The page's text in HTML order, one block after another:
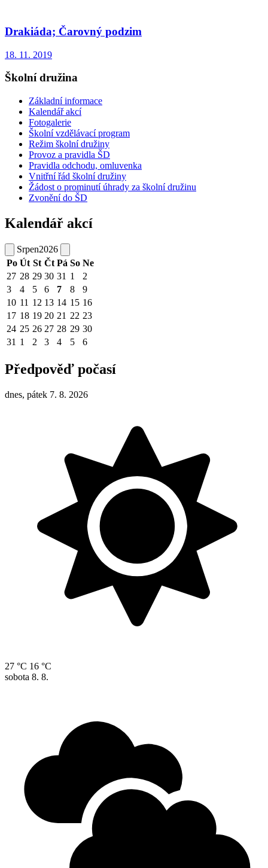
Drakiáda; Čarovný podzim
18. 11. 2019
Školní družina
Základní informace
Kalendář akcí
Fotogalerie
Školní vzdělávací program
Režim školní družiny
Provoz a pravidla ŠD
Pravidla odchodu, omluvenka
Vnitřní řád školní družiny
Žádost o prominutí úhrady za školní družinu
Zvonění do ŠD
Kalendář akcí
Srpen2026
Po Út St Čt Pá So Ne
27 28 29 30 31 1
2
3
4 5 6 7 8
9
10 11 12 13 14 15 16
17 18 19 20 21 22 23
24 25 26 27 28 29 30
31 1 2 3 4 5 6
Předpověď počasí
dnes, pátek 7. 8. 2026
27 °C 16 °C
sobota 8. 8.